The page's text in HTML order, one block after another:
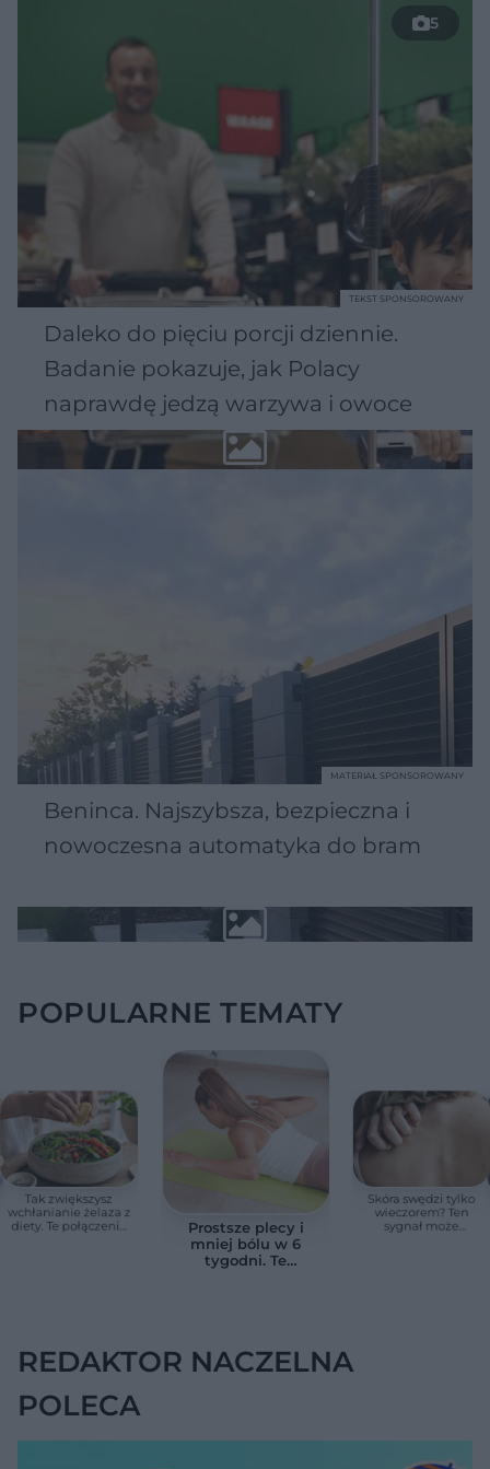
5
Daleko do pięciu porcji dziennie.
Badanie pokazuje, jak Polacy
naprawdę jedzą warzywa i owoce
TEKST SPONSOROWANY
Beninca. Najszybsza, bezpieczna i
nowoczesna automatyka do bram
MATERIAŁ SPONSOROWANY
POPULARNE TEMATY
Tak zwiększysz
wchłanianie żelaza z
diety. Te połączenia
Prostsze plecy i
mniej bólu w 6
tygodni. Te
Skóra swędzi tylko
wieczorem? Ten
sygnał może
REDAKTOR NACZELNA
POLECA